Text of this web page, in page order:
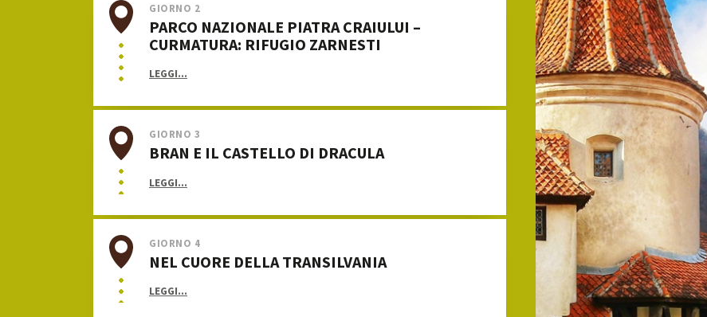
GIORNO 2
PARCO NAZIONALE PIATRA CRAIULUI –
CURMATURA: RIFUGIO ZARNESTI
LEGGI...
GIORNO 3
BRAN E IL CASTELLO DI DRACULA
LEGGI...
GIORNO 4
NEL CUORE DELLA TRANSILVANIA
LEGGI...